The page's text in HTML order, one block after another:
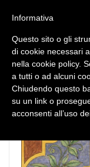
Informativa
Questo sito o gli
di cookie necessari
nella cookie policy.
a tutti o ad alcuni
Chiudendo questo
su un link o
acconsenti all’uso